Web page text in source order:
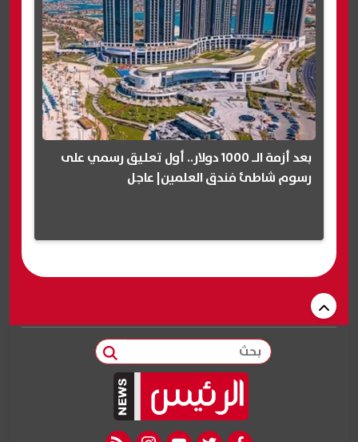
بعد أزمة الـ 1000 دولار.. أول تعليق رسمي على
رسوم شاطئ فندق العلمين| عاجل
بحث